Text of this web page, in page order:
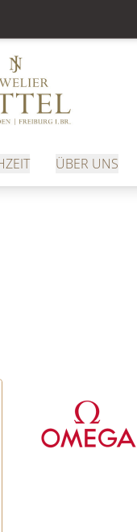
ÜBER UNS